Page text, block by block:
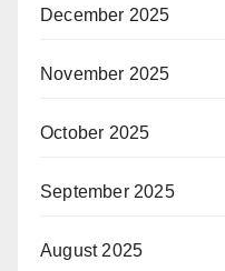
December 2025
November 2025
October 2025
September 2025
August 2025